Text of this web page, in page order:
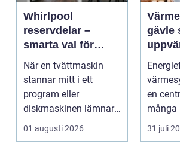
Whirlpool
reservdelar –
smarta val för
längre livslängd på
vitvaror
När en tvättmaskin
stannar mitt i ett
program eller
diskmaskinen lämnar
disken smutsi...
01 augusti 2026
gävle smart
hus
en
många
Gävl...
31 juli